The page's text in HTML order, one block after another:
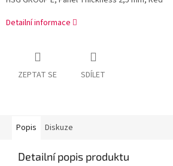
Detailní informace
ZEPTAT SE SDÍLET
Popis Diskuze
Detailní popis produktu